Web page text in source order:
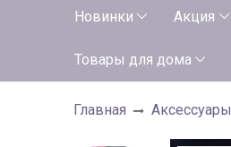
Новинки Акция
Товары для дома
Главная Аксессуары